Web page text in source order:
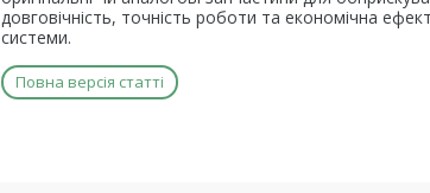
довговічність, точність роботи та економічна
системи.
Повна версія статті